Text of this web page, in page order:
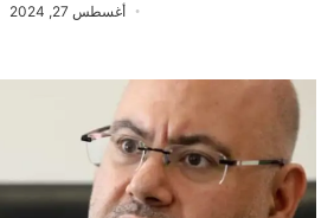
أغسطس 27, 2024